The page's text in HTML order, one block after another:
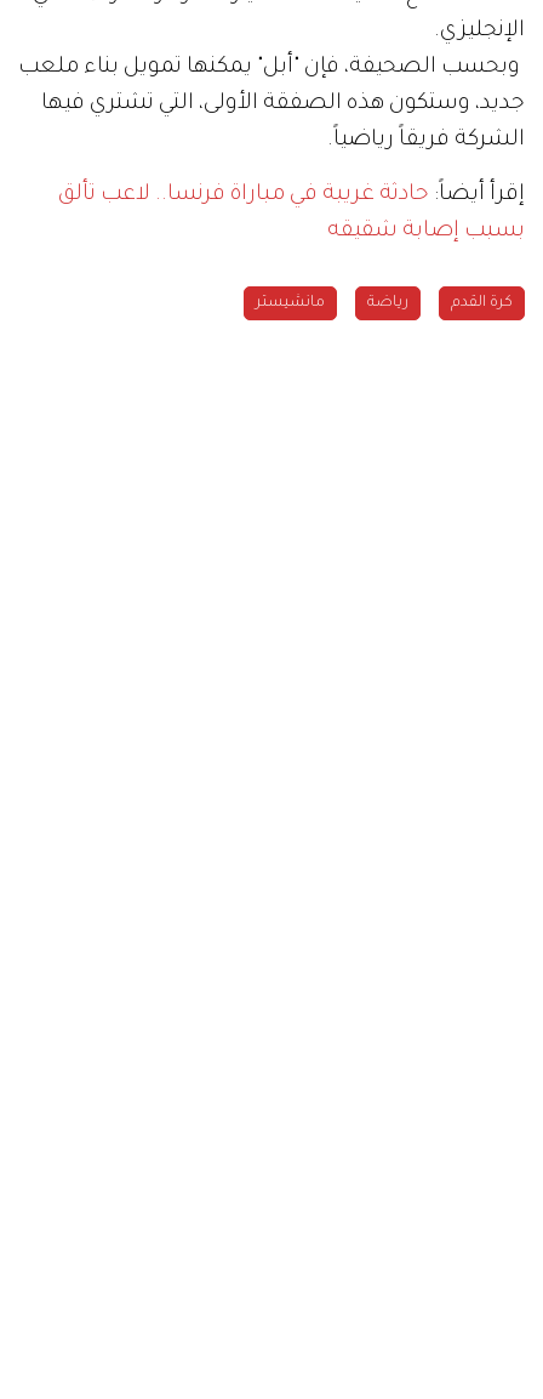
الإنجليزي.
وبحسب الصحيفة، فإن "أبل" يمكنها تمويل بناء ملعب
جديد، وستكون هذه الصفقة الأولى، التي تشتري فيها
الشركة فريقاً رياضياً.
إقرأ أيضاً: حادثة غريبة في مباراة فرنسا.. لاعب تألق
بسبب إصابة شقيقه
كرة القدم رياضة مانشيستر